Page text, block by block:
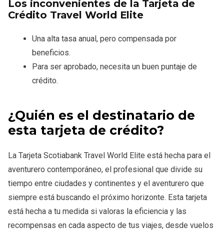
Los inconvenientes de la Tarjeta de
Crédito Travel World Elite
Una alta tasa anual, pero compensada por
beneficios.
Para ser aprobado, necesita un buen puntaje de
crédito.
¿Quién es el destinatario de
esta tarjeta de crédito?
La Tarjeta Scotiabank Travel World Elite está hecha para el
aventurero contemporáneo, el profesional que divide su
tiempo entre ciudades y continentes y el aventurero que
siempre está buscando el próximo horizonte. Esta tarjeta
está hecha a tu medida si valoras la eficiencia y las
recompensas en cada aspecto de tus viajes, desde vuelos